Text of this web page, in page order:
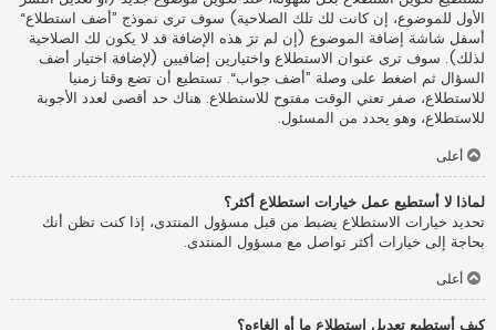
الأول للموضوع، إن كانت لك تلك الصلاحية) سوف ترى نموذج ”أضف استطلاع“
أسفل شاشة إضافة الموضوع (إن لم ترَ هذه الإضافة قد لا يكون لك الصلاحية
لذلك). سوف ترى عنوان الاستطلاع واختيارين إضافيين (لإضافة اختيار أضف
السؤال ثم اضغط على وصلة ”أضف جواب“. تستطيع أن تضع وقتا زمنيا
للاستطلاع، صفر تعني الوقت مفتوح للاستطلاع. هناك حد أقصى لعدد الأجوبة
للاستطلاع، وهو يحدد من المسئول.
أعلى
لماذا لا أستطيع عمل خيارات استطلاع أكثر؟
تحديد خيارات الاستطلاع يضبط من قبل مسؤول المنتدى، إذا كنت تظن أنك
بحاجة إلى خيارات أكثر تواصل مع مسؤول المنتدى.
أعلى
كيف أستطيع تعديل استطلاع ما أو إلغاءه؟